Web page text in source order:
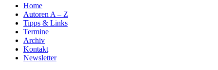
Home
Autoren A – Z
Tipps & Links
Termine
Archiv
Kontakt
Newsletter